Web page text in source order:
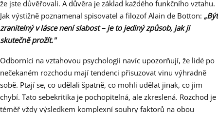
že jste důvěřovali. A důvěra je základ každého funkčního vztahu.
Jak výstižně poznamenal spisovatel a filozof Alain de Botton: „Být
zranitelný v lásce není slabost – je to jediný způsob, jak ji
skutečně prožít."
Odborníci na vztahovou psychologii navíc upozorňují, že lidé po
nečekaném rozchodu mají tendenci přisuzovat vinu výhradně
sobě. Ptají se, co udělali špatně, co mohli udělat jinak, co jim
chybí. Tato sebekritika je pochopitelná, ale zkreslená. Rozchod je
téměř vždy výsledkem komplexní souhry faktorů na obou